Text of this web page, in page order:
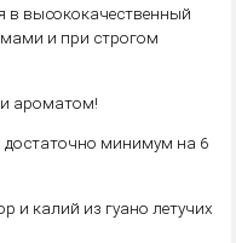
в высококачественный
и при строгом
ароматом!
достаточно минимум на 6
и калий из гуано летучих